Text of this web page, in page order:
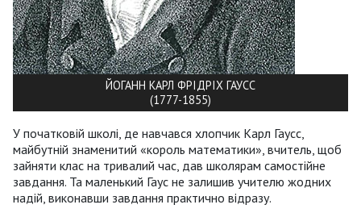
ЙОГАНН КАРЛ ФРІДРІХ ГАУСС
(1777-1855)
У початковій школі, де навчався хлопчик Карл Гаусc,
майбутній знаменитий «король математики», вчитель, щоб
зайняти клас на тривалий час, дав школярам самостійне
завдання. Та маленький Гаус не залишив учителю жодних
надій, виконавши завдання практично відразу.